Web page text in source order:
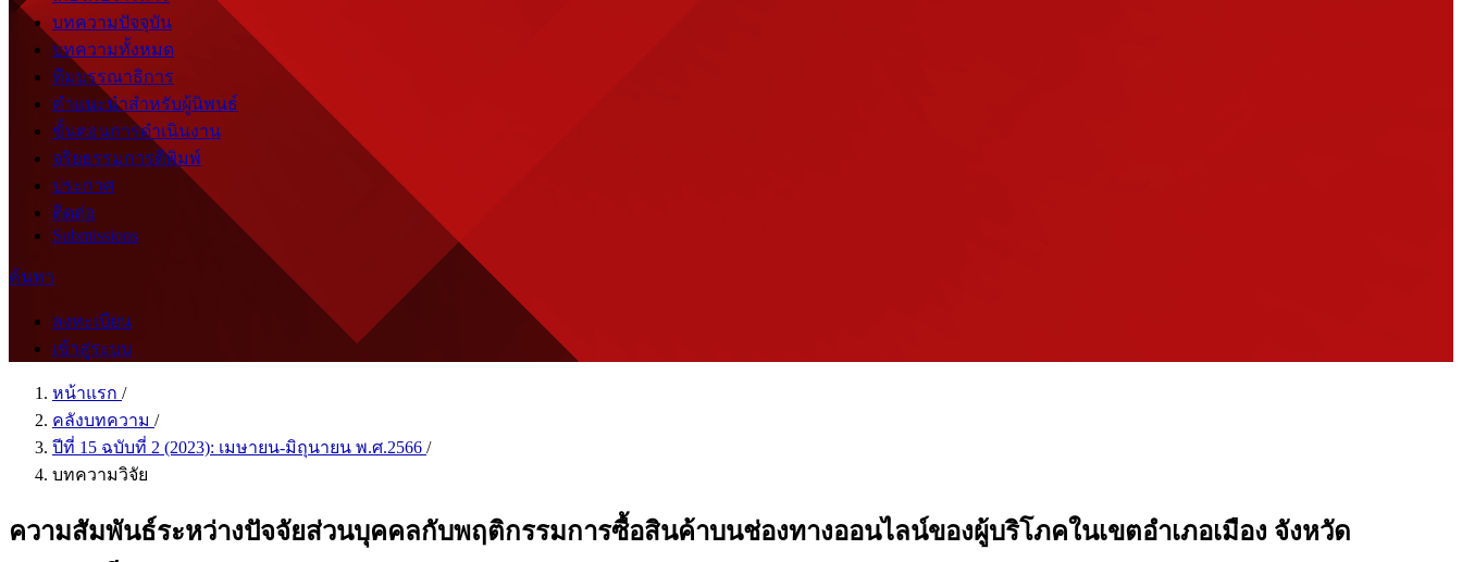
บทความปัจจุบัน
บทความทั้งหมด
ทีมบรรณาธิการ
คำแนะนำสำหรับผู้นิพนธ์
ขั้นตอนการดำเนินงาน
จริยธรรมการตีพิมพ์
ประกาศ
ติดต่อ
Submissions
ค้นหา
ลงทะเบียน
เข้าสู่ระบบ
หน้าแรก /
คลังบทความ /
ปีที่ 15 ฉบับที่ 2 (2023): เมษายน-มิถุนายน พ.ศ.2566 /
บทความวิจัย
ความสัมพันธ์ระหว่างปัจจัยส่วนบุคคลกับพฤติกรรมการซื้อสินค้าบนช่องทางออนไลน์ของผู้บริโภคในเขตอำเภอเมือง จังหวัด